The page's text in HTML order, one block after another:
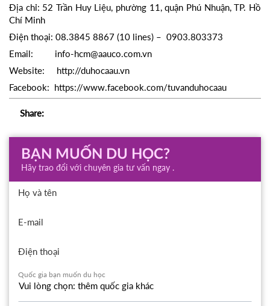
Địa chỉ: 52 Trần Huy Liệu, phường 11, quận Phú Nhuận, TP. Hồ
Chí Minh
Điện thoại: 08.3845 8867 (10 lines) – 0903.803373
Email: info-hcm@aauco.com.vn
Website: http://duhocaau.vn
Facebook: https://www.facebook.com/tuvanduhocaau
Share:
BẠN MUỐN DU HỌC?
Hãy trao đổi với chuyên gia tư vấn ngay .
Họ và tên
E-mail
Điện thoại
Quốc gia bạn muốn du học